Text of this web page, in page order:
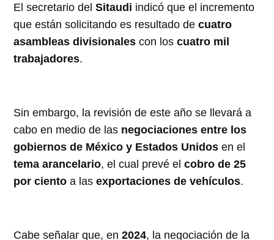
El secretario delSitaudi indicó que el incremento
que están solicitando es resultado decuatro
asambleas divisionales con loscuatro mil
trabajadores.
Sin embargo, la revisión de este año se llevará a
cabo en medio de las negociaciones entre los
gobiernos de México y Estados Unidos en el
tema arancelario, el cual prevé elcobro de 25
por ciento a lasexportaciones de vehículos.
Cabe señalar que, en2024, la negociación de la